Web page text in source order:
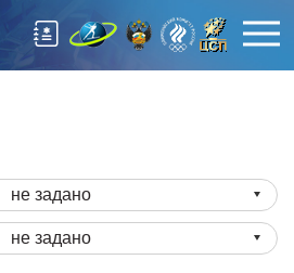
не задано
не задано